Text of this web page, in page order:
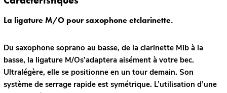
La ligature M/O pour saxophone etclarinette.
Du saxophone soprano au basse, de la clarinette Mib à la
basse, la ligature M/Os’adaptera aisément à votre bec.
Ultralégère, elle se positionne en un tour demain. Son
système de serrage rapide est symétrique. L’utilisation d’une